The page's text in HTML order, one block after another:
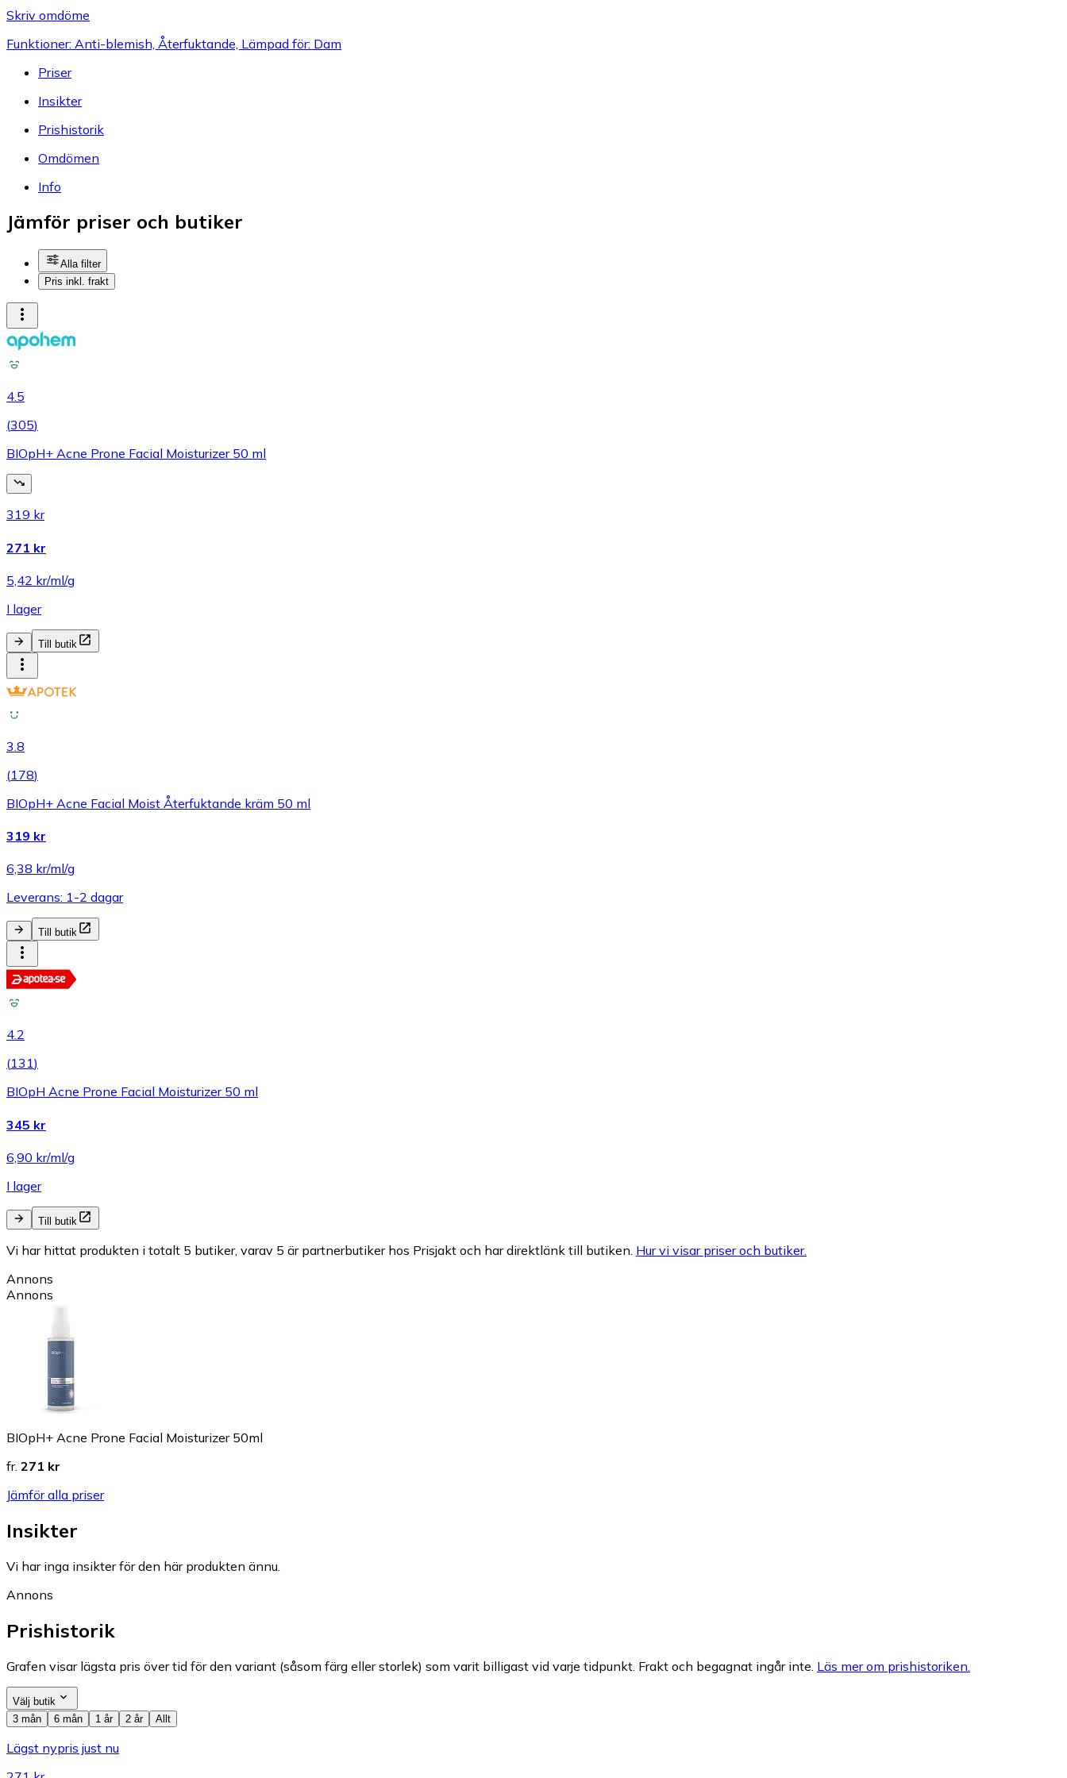
Skriv omdöme
Funktioner: Anti-blemish, Återfuktande, Lämpad för: Dam
Priser
Insikter
Prishistorik
Omdömen
Info
Jämför priser och butiker
Alla filter
Pris inkl. frakt
4.5
(305)
BIOpH+ Acne Prone Facial Moisturizer 50 ml
319 kr
271 kr
5,42 kr/ml/g
I lager
Till butik
3.8
(178)
BIOpH+ Acne Facial Moist Återfuktande kräm 50 ml
319 kr
6,38 kr/ml/g
Leverans: 1-2 dagar
Till butik
4.2
(131)
BIOpH Acne Prone Facial Moisturizer 50 ml
345 kr
6,90 kr/ml/g
I lager
Till butik
Vi har hittat produkten i totalt 5 butiker, varav 5 är partnerbutiker hos Prisjakt och har direktlänk till butiken. Hur vi visar priser och butiker.
Annons
Annons
BIOpH+ Acne Prone Facial Moisturizer 50ml
fr. 271 kr
Jämför alla priser
Insikter
Vi har inga insikter för den här produkten ännu.
Annons
Prishistorik
Grafen visar lägsta pris över tid för den variant (såsom färg eller storlek) som varit billigast vid varje tidpunkt. Frakt och begagnat ingår inte. Läs mer om prishistoriken.
Välj butik
3 mån
6 mån 1 år 2 år Allt
Lägst nypris just nu